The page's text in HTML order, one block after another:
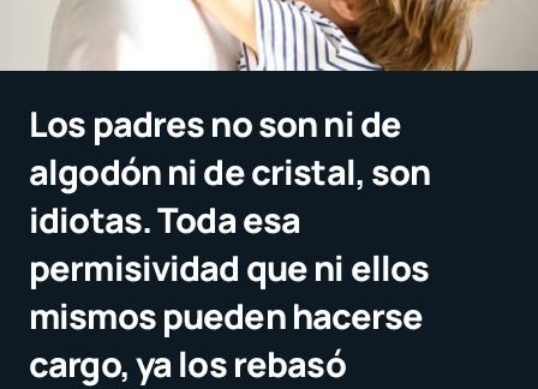
Los padres no son ni de
algodón ni de cristal, son
idiotas. Toda esa
permisividad que ni ellos
mismos pueden hacerse
cargo, ya los rebasó